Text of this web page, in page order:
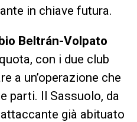
in chiave futura.
Beltrán-Volpato
con i due club
a un’operazione che
parti. Il Sassuolo, da
già abituato